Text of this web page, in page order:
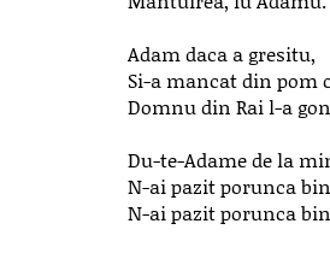
Adam daca a gresitu,
Si-a mancat din pom
Domnu din Rai l-a
Du-te-Adame de la
N-ai pazit porunca
N-ai pazit porunca